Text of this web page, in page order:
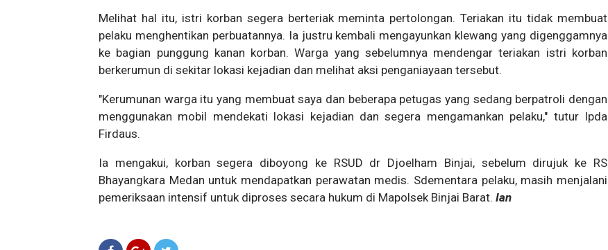
Melihat hal itu, istri korban segera berteriak meminta pertolongan. Teriakan itu tidak membuat
pelaku menghentikan perbuatannya. Ia justru kembali mengayunkan klewang yang digenggamnya
ke bagian punggung kanan korban. Warga yang sebelumnya mendengar teriakan istri korban
berkerumun di sekitar lokasi kejadian dan melihat aksi penganiayaan tersebut.
"Kerumunan warga itu yang membuat saya dan beberapa petugas yang sedang berpatroli dengan
menggunakan mobil mendekati lokasi kejadian dan segera mengamankan pelaku," tutur Ipda
Firdaus.
Ia mengakui, korban segera diboyong ke RSUD dr Djoelham Binjai, sebelum dirujuk ke RS
Bhayangkara Medan untuk mendapatkan perawatan medis. Sdementara pelaku, masih menjalani
pemeriksaan intensif untuk diproses secara hukum di Mapolsek Binjai Barat. Ian